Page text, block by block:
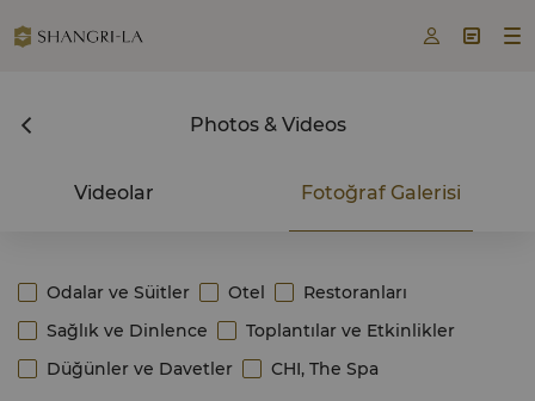
  
Photos & Videos
Videolar Fotoğraf Galerisi
Odalar ve Süitler Otel
Restoranları
Sağlık ve Dinlence
Toplantılar ve Etkinlikler
Düğünler ve Davetler
CHI, The Spa